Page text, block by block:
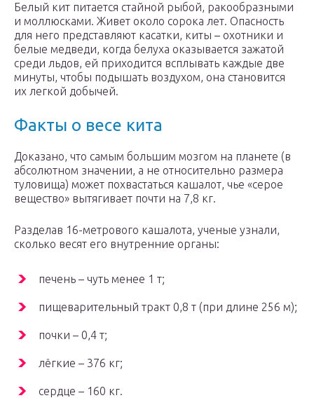
Белый кит питается стайной рыбой, ракообразными
и моллюсками. Живет около сорока лет. Опасность
для него представляют касатки, киты – охотники и
белые медведи, когда белуха оказывается зажатой
среди льдов, ей приходится всплывать каждые две
минуты, чтобы подышать воздухом, она становится
их легкой добычей.
Факты о весе кита
Доказано, что самым большим мозгом на планете (в
абсолютном значении, а не относительно размера
туловища) может похвастаться кашалот, чье «серое
вещество» вытягивает почти на 7,8 кг.
Разделав 16-метрового кашалота, ученые узнали,
сколько весят его внутренние органы:
печень – чуть менее 1 т;
пищеварительный тракт 0,8 т (при длине 256 м);
почки – 0,4 т;
лёгкие – 376 кг;
сердце – 160 кг.